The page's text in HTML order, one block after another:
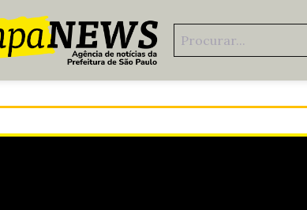
Como doar para a campanha do agasalho pet